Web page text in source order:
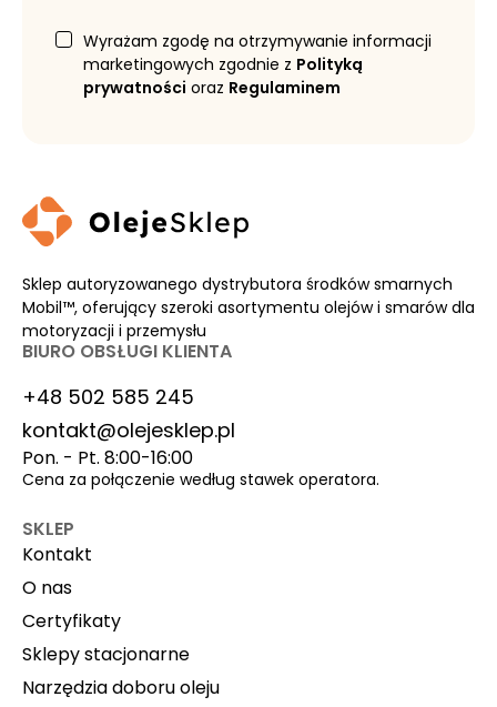
Wyrażam zgodę na otrzymywanie informacji
marketingowych zgodnie z Polityką
prywatności oraz Regulaminem
Sklep autoryzowanego dystrybutora środków smarnych
Mobil™, oferujący szeroki asortymentu olejów i smarów dla
motoryzacji i przemysłu
BIURO OBSŁUGI KLIENTA
+48 502 585 245
kontakt@olejesklep.pl
Pon. - Pt. 8:00-16:00
Cena za połączenie według stawek operatora.
SKLEP
Kontakt
O nas
Certyfikaty
Sklepy stacjonarne
Narzędzia doboru oleju